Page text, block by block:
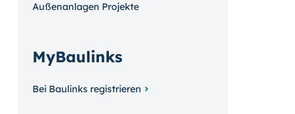
Außenanlagen Projekte
MyBaulinks
Bei Baulinks registrieren